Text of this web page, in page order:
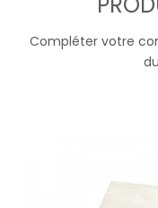
Compléter votre